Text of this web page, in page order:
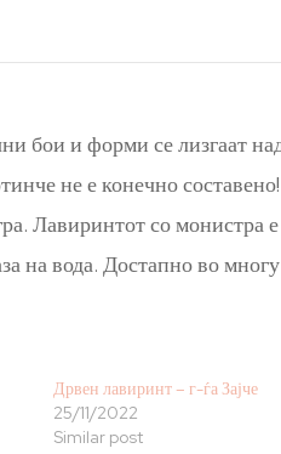
бои и форми се лизгаат
не е конечно
Лавиринтот со монистра
на вода. Достапно во
Дрвен лавиринт – г-ѓа Зајче
25/11/2022
Similar post